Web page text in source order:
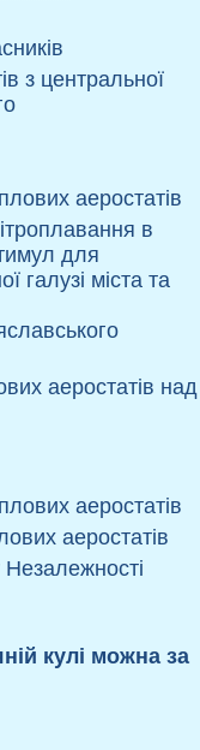
з центральної
аеростатів
в
для
галузі міста та
аеростатів над
аеростатів
аеростатів
Незалежності
кулі можна за